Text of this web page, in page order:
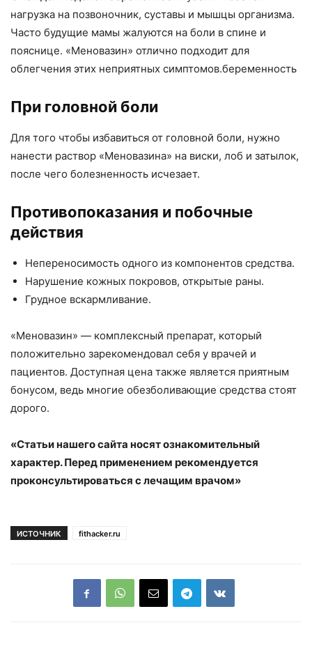
нагрузка на позвоночник, суставы и мышцы организма.
Часто будущие мамы жалуются на боли в спине и
пояснице. «Меновазин» отлично подходит для
облегчения этих неприятных симптомов.беременность
При головной боли
Для того чтобы избавиться от головной боли, нужно
нанести раствор «Меновазина» на виски, лоб и затылок,
после чего болезненность исчезает.
Противопоказания и побочные
действия
Непереносимость одного из компонентов средства.
Нарушение кожных покровов, открытые раны.
Грудное вскармливание.
«Меновазин» — комплексный препарат, который
положительно зарекомендовал себя у врачей и
пациентов. Доступная цена также является приятным
бонусом, ведь многие обезболивающие средства стоят
дорого.
«Статьи нашего сайта носят ознакомительный
характер. Перед применением рекомендуется
проконсультироваться с лечащим врачом»
ИСТОЧНИК fithacker.ru